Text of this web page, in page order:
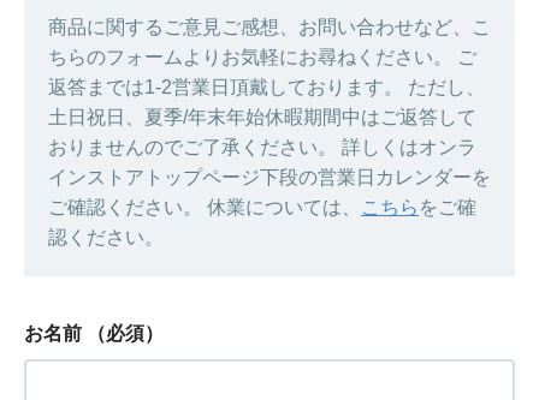
商品に関するご意見ご感想、お問い合わせなど、こ
ちらのフォームよりお気軽にお尋ねください。 ご
返答までは1-2営業日頂戴しております。 ただし、
土日祝日、夏季/年末年始休暇期間中はご返答して
おりませんのでご了承ください。 詳しくはオンラ
インストアトップページ下段の営業日カレンダーを
ご確認ください。 休業については、
こちら をご確
認ください。
お名前 （必須）